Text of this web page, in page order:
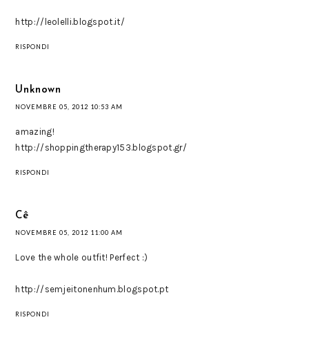
http://leolelli.blogspot.it/
RISPONDI
Unknown
NOVEMBRE 05, 2012 10:53 AM
amazing!
http://shoppingtherapy153.blogspot.gr/
RISPONDI
Cê
NOVEMBRE 05, 2012 11:00 AM
Love the whole outfit! Perfect :)
http://semjeitonenhum.blogspot.pt
RISPONDI